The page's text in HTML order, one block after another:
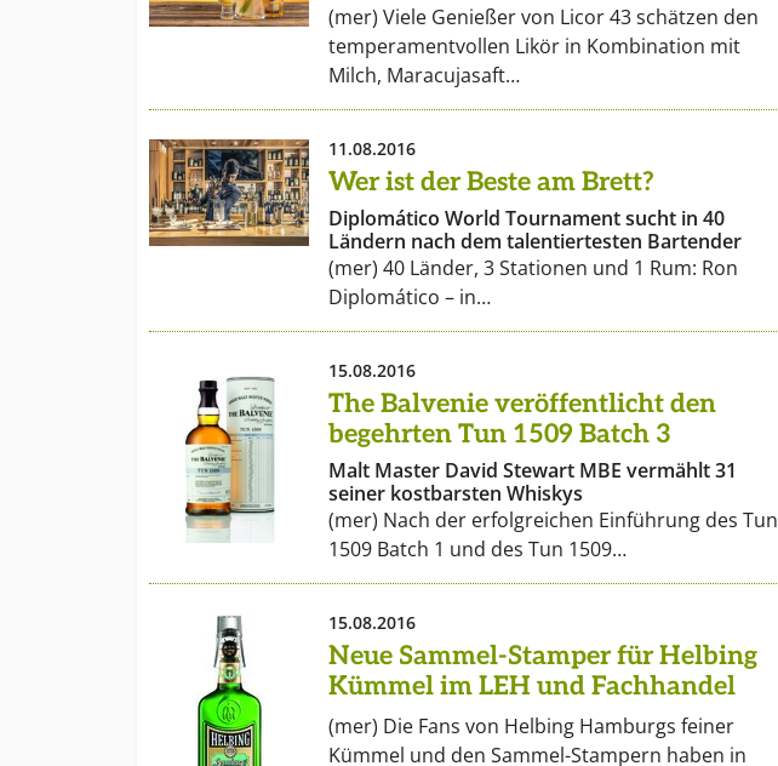
(mer) Viele Genießer von Licor 43 schätzen den
temperamentvollen Likör in Kombination mit
Milch, Maracujasaft…
11.08.2016
Wer ist der Beste am Brett?
Diplomático World Tournament sucht in 40
Ländern nach dem talentiertesten Bartender
(mer) 40 Länder, 3 Stationen und 1 Rum: Ron
Diplomático – in…
15.08.2016
The Balvenie veröffentlicht den
begehrten Tun 1509 Batch 3
Malt Master David Stewart MBE vermählt 31
seiner kostbarsten Whiskys
(mer) Nach der erfolgreichen Einführung des Tun
1509 Batch 1 und des Tun 1509…
15.08.2016
Neue Sammel-Stamper für Helbing
Kümmel im LEH und Fachhandel
(mer) Die Fans von Helbing Hamburgs feiner
Kümmel und den Sammel-Stampern haben in